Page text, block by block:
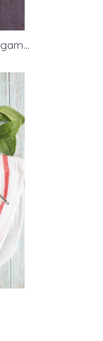
Rollitos frescos de papel de arroz y gambas estilo vietnamita